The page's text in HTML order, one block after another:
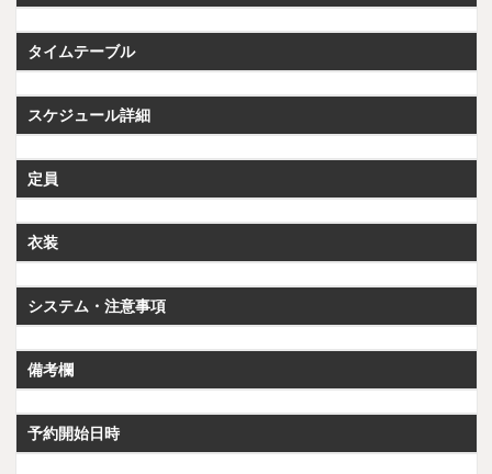
タイムテーブル
スケジュール詳細
定員
衣装
システム・注意事項
備考欄
予約開始日時